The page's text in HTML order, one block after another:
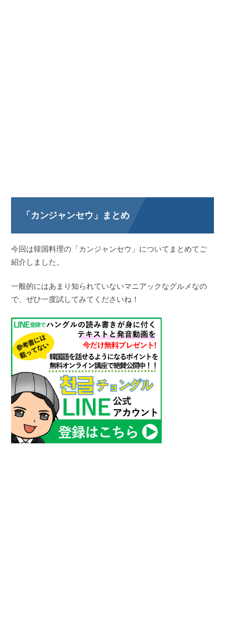
「カンジャンセウ」まとめ
今回は韓国料理の「カンジャンセウ」についてまとめてご
紹介しました。
一般的にはあまり知られていないマニアックなグルメなの
で、ぜひ一度試してみてくださいね！